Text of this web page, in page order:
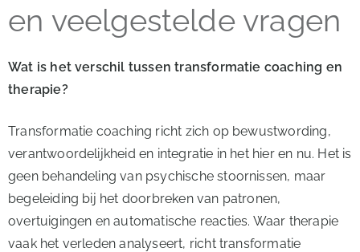
en veelgestelde vragen
Wat is het verschil tussen transformatie coaching en
therapie?
Transformatie coaching richt zich op bewustwording,
verantwoordelijkheid en integratie in het hier en nu. Het is
geen behandeling van psychische stoornissen, maar
begeleiding bij het doorbreken van patronen,
overtuigingen en automatische reacties. Waar therapie
vaak het verleden analyseert, richt transformatie